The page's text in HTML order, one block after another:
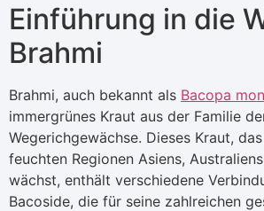
Einführung in die
Brahmi
Brahmi, auch bekannt als Bacopa
immergrünes Kraut aus der Familie
Wegerichgewächse. Dieses Kraut,
feuchten Regionen Asiens,
wächst, enthält verschiedene
Bacoside, die für seine zahlreichen